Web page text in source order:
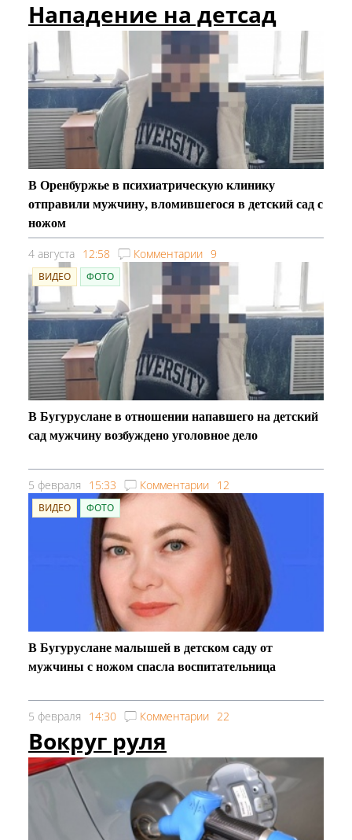
Нападение на детсад
В Оренбуржье в психиатрическую клинику
отправили мужчину, вломившегося в детский сад с
ножом
4 августа 12:58 Комментарии 9
ВИДЕО ФОТО
В Бугуруслане в отношении напавшего на детский
сад мужчину возбуждено уголовное дело
5 февраля 15:33 Комментарии 12
ВИДЕО ФОТО
В Бугуруслане малышей в детском саду от
мужчины с ножом спасла воспитательница
5 февраля 14:30 Комментарии 22
Вокруг руля